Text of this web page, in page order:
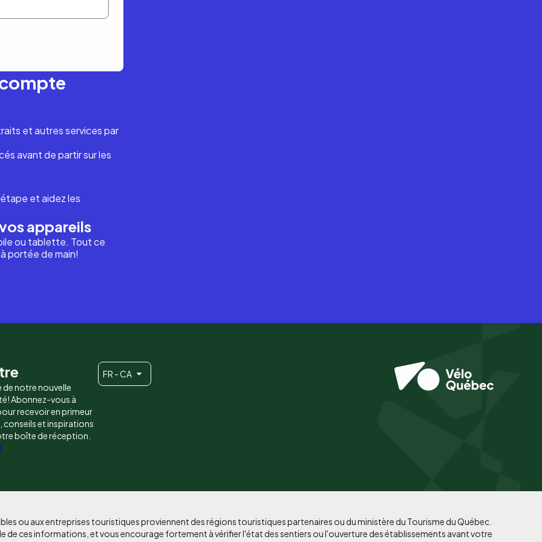
et autres services par
avant de partir sur les
et aidez les
appareils
ou tablette. Tout ce
portée de main!
de notre nouvelle
Abonnez-vous à
recevoir en primeur
conseils et inspirations
boîte de réception.
FR - CA
ou aux entreprises touristiques proviennent des régions touristiques partenaires ou du ministère du Tourisme du Québec.
de ces informations, et vous encourage fortement à vérifier l'état des sentiers ou l'ouverture des établissements avant votre